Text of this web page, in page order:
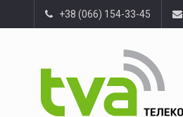
+38 (066) 154-33-45